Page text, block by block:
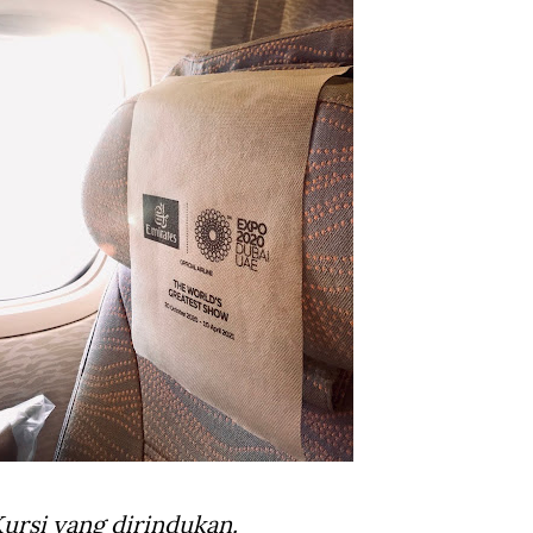
yang dirindukan.